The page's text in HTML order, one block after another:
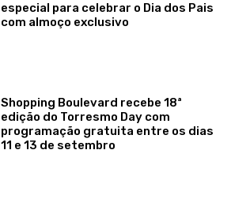
especial para celebrar o Dia dos Pais
com almoço exclusivo
Shopping Boulevard recebe 18ª
edição do Torresmo Day com
programação gratuita entre os dias
11 e 13 de setembro